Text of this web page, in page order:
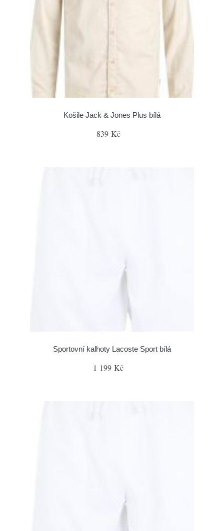
Košile Jack & Jones Plus bílá
839 Kč
Sportovní kalhoty Lacoste Sport bílá
1 199 Kč